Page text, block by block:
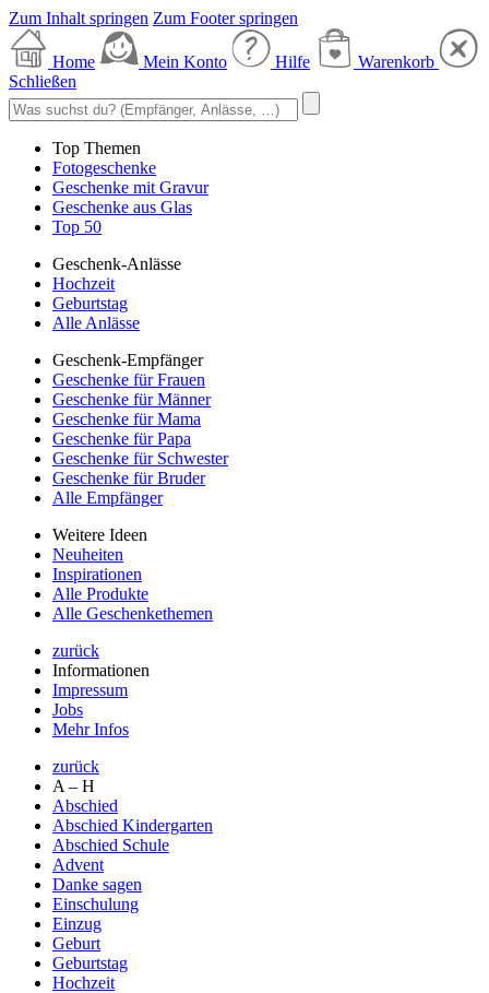
Zum Inhalt springen Zum Footer springen
Home Mein Konto Hilfe
Warenkorb
Schließen
Top Themen
Fotogeschenke
Geschenke mit Gravur
Geschenke aus Glas
Top 50
Geschenk-Anlässe
Hochzeit
Geburtstag
Alle Anlässe
Geschenk-Empfänger
Geschenke für Frauen
Geschenke für Männer
Geschenke für Mama
Geschenke für Papa
Geschenke für Schwester
Geschenke für Bruder
Alle Empfänger
Weitere Ideen
Neuheiten
Inspirationen
Alle Produkte
Alle Geschenkethemen
zurück
Informationen
Impressum
Jobs
Mehr Infos
zurück
A – H
Abschied
Abschied Kindergarten
Abschied Schule
Advent
Danke sagen
Einschulung
Einzug
Geburt
Geburtstag
Hochzeit